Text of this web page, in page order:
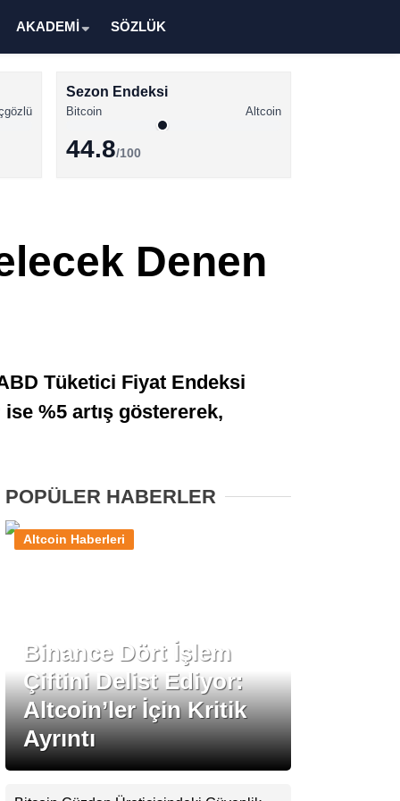
Altcoin Haberleri
Pinterest
AKADEMİ SÖZLÜK
Sezon Endeksi
Bitcoin Altcoin
44.8/100
Denen
Tüketici Fiyat Endeksi
%5 artış göstererek,
POPÜLER HABERLER
Binance Dört İşlem
Çiftini Delist Ediyor:
Altcoin’ler İçin Kritik
Ayrıntı
Altcoin Haberleri